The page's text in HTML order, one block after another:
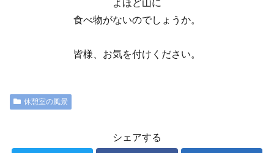
よほど山に
食べ物がないのでしょうか。
皆様、お気を付けください。
休憩室の風景
シェアする